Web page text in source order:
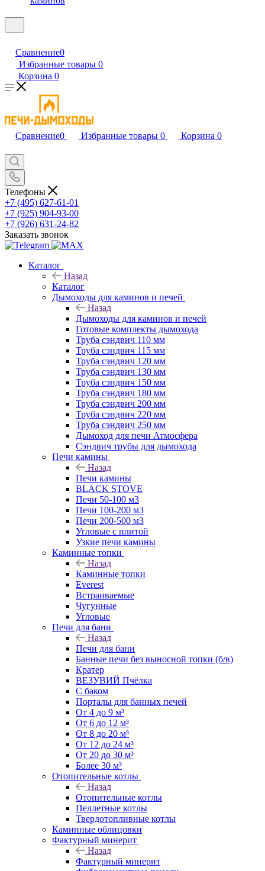
Сравнение0
Избранные товары 0
Корзина 0
Сравнение0 Избранные товары 0 Корзина 0
Телефоны
+7 (495) 627-61-01
+7 (925) 904-93-00
+7 (926) 631-24-82
Заказать звонок
Каталог
Назад
Каталог
Дымоходы для каминов и печей
Назад
Дымоходы для каминов и печей
Готовые комплекты дымохода
Труба сэндвич 110 мм
Труба сэндвич 115 мм
Труба сэндвич 120 мм
Труба сэндвич 130 мм
Труба сэндвич 150 мм
Труба сэндвич 180 мм
Труба сэндвич 200 мм
Труба сэндвич 220 мм
Труба сэндвич 250 мм
Дымоход для печи Атмосфера
Сэндвич трубы для дымохода
Печи камины
Назад
Печи камины
BLACK STOVE
Печи 50-100 м3
Печи 100-200 м3
Печи 200-500 м3
Угловые с плитой
Узкие печи камины
Каминные топки
Назад
Каминные топки
Everest
Встраиваемые
Чугунные
Угловые
Печи для бани
Назад
Печи для бани
Банные печи без выносной топки (б/в)
Кратер
ВЕЗУВИЙ Пчёлка
С баком
Порталы для банных печей
От 4 до 9 м³
От 6 до 12 м³
От 8 до 20 м³
От 12 до 24 м³
От 20 до 30 м³
Более 30 м³
Отопительные котлы
Назад
Отопительные котлы
Пеллетные котлы
Твердотопливные котлы
Каминные облицовки
Фактурный минерит
Назад
Фактурный минерит